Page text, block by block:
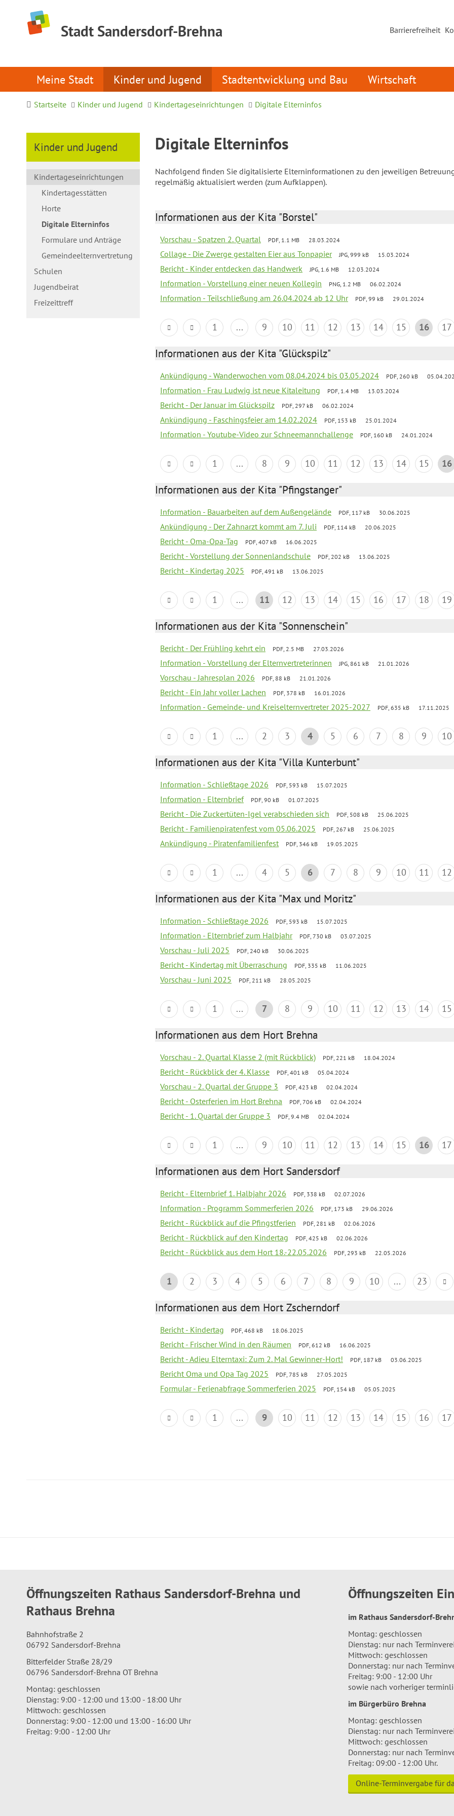
Stadt Sandersdorf-Brehna Barrierefreiheit
Meine Stadt Kinder und Jugend Stadtentwicklung und Bau Wirtschaft
Startseite Kinder und Jugend Kindertageseinrichtungen Digitale Elterninfos
Kinder und Jugend
Kindertageseinrichtungen
Kindertagesstätten
Horte
Digitale Elterninfos
Formulare und Anträge
Gemeindeelternvertretung
Schulen
Jugendbeirat
Freizeittreff
Digitale Elterninfos
Nachfolgend finden Sie digitalisierte Elterninformationen zu den jeweiligen
regelmäßig aktualisiert werden (zum Aufklappen).
Informationen aus der Kita "Borstel"
Vorschau - Spatzen 2. Quartal PDF, 1.1 MB 28.03.2024
Collage - Die Zwerge gestalten Eier aus Tonpapier JPG, 999 kB 15.03.2024
Bericht - Kinder entdecken das Handwerk JPG, 1.6 MB 12.03.2024
Information - Vorstellung einer neuen Kollegin PNG, 1.2 MB 06.02.2024
Information - Teilschließung am 26.04.2024 ab 12 Uhr PDF, 99 kB 29.01.2024
1 ... 9 10 11 12 13 14 15 16 17
Informationen aus der Kita "Glückspilz"
Ankündigung - Wanderwochen vom 08.04.2024 bis 03.05.2024 PDF, 260 kB
Information - Frau Ludwig ist neue Kitaleitung PDF, 1.4 MB 13.03.2024
Bericht - Der Januar im Glückspilz PDF, 297 kB 06.02.2024
Ankündigung - Faschingsfeier am 14.02.2024 PDF, 153 kB 25.01.2024
Information - Youtube-Video zur Schneemannchallenge PDF, 160 kB 24.01.2024
1 ... 8 9 10 11 12 13 14 15 16
Informationen aus der Kita "Pfingstanger"
Information - Bauarbeiten auf dem Außengelände PDF, 117 kB 30.06.2025
Ankündigung - Der Zahnarzt kommt am 7. Juli PDF, 114 kB 20.06.2025
Bericht - Oma-Opa-Tag PDF, 407 kB 16.06.2025
Bericht - Vorstellung der Sonnenlandschule PDF, 202 kB 13.06.2025
Bericht - Kindertag 2025 PDF, 491 kB 13.06.2025
1 ... 11 12 13 14 15 16 17 18 19
Informationen aus der Kita "Sonnenschein"
Bericht - Der Frühling kehrt ein PDF, 2.5 MB 27.03.2026
Information - Vorstellung der Elternvertreterinnen JPG, 861 kB 21.01.2026
Vorschau - Jahresplan 2026 PDF, 88 kB 21.01.2026
Bericht - Ein Jahr voller Lachen PDF, 378 kB 16.01.2026
Information - Gemeinde- und Kreiselternvertreter 2025-2027 PDF, 635 kB 17.11.2025
1 ... 2 3 4 5 6 7 8 9 10
Informationen aus der Kita "Villa Kunterbunt"
Information - Schließtage 2026 PDF, 593 kB 15.07.2025
Information - Elternbrief PDF, 90 kB 01.07.2025
Bericht - Die Zuckertüten-Igel verabschieden sich PDF, 508 kB 25.06.2025
Bericht - Familienpiratenfest vom 05.06.2025 PDF, 267 kB 25.06.2025
Ankündigung - Piratenfamilienfest PDF, 346 kB 19.05.2025
1 ... 4 5 6 7 8 9 10 11 12
Informationen aus der Kita "Max und Moritz"
Information - Schließtage 2026 PDF, 593 kB 15.07.2025
Information - Elternbrief zum Halbjahr PDF, 730 kB 03.07.2025
Vorschau - Juli 2025 PDF, 240 kB 30.06.2025
Bericht - Kindertag mit Überraschung PDF, 335 kB 11.06.2025
Vorschau - Juni 2025 PDF, 211 kB 28.05.2025
1 ... 7 8 9 10 11 12 13 14 15
Informationen aus dem Hort Brehna
Vorschau - 2. Quartal Klasse 2 (mit Rückblick) PDF, 221 kB 18.04.2024
Bericht - Rückblick der 4. Klasse PDF, 401 kB 05.04.2024
Vorschau - 2. Quartal der Gruppe 3 PDF, 423 kB 02.04.2024
Bericht - Osterferien im Hort Brehna PDF, 706 kB 02.04.2024
Bericht - 1. Quartal der Gruppe 3 PDF, 9.4 MB 02.04.2024
1 ... 9 10 11 12 13 14 15 16 17
Informationen aus dem Hort Sandersdorf
Bericht - Elternbrief 1. Halbjahr 2026 PDF, 338 kB 02.07.2026
Information - Programm Sommerferien 2026 PDF, 173 kB 29.06.2026
Bericht - Rückblick auf die Pfingstferien PDF, 281 kB 02.06.2026
Bericht - Rückblick auf den Kindertag PDF, 425 kB 02.06.2026
Bericht - Rückblick aus dem Hort 18.-22.05.2026 PDF, 293 kB 22.05.2026
1 2 3 4 5 6 7 8 9 10 ... 23
Informationen aus dem Hort Zscherndorf
Bericht - Kindertag PDF, 468 kB 18.06.2025
Bericht - Frischer Wind in den Räumen PDF, 612 kB 16.06.2025
Bericht - Adieu Elterntaxi: Zum 2. Mal Gewinner-Hort! PDF, 187 kB 03.06.2025
Bericht Oma und Opa Tag 2025 PDF, 785 kB 27.05.2025
Formular - Ferienabfrage Sommerferien 2025 PDF, 154 kB 05.05.2025
1 ... 9 10 11 12 13 14 15 16 17
Öffnungszeiten Rathaus Sandersdorf-Brehna und
Rathaus Brehna
Bahnhofstraße 2
06792 Sandersdorf-Brehna
Bitterfelder Straße 28/29
06796 Sandersdorf-Brehna OT Brehna
Montag: geschlossen
Dienstag: 9:00 - 12:00 und 13:00 - 18:00 Uhr
Mittwoch: geschlossen
Donnerstag: 9:00 - 12:00 und 13:00 - 16:00 Uhr
Freitag: 9:00 - 12:00 Uhr
Öffnungszeiten
im Rathaus Sandersdorf-
Montag: geschlossen
Dienstag: nur nach
Mittwoch: geschlossen
Donnerstag: nur nach
Freitag: 9:00 - 12:00 Uhr
sowie nach vorheriger
im Bürgerbüro Brehna
Montag: geschlossen
Dienstag: nur nach
Mittwoch: geschlossen
Donnerstag: nur nach
Freitag: 09:00 - 12:00 Uhr.
Online-Terminvergabe für